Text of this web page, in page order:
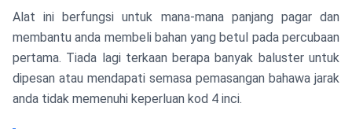
Alat ini berfungsi untuk mana-mana panjang pagar dan
membantu anda membeli bahan yang betul pada percubaan
pertama. Tiada lagi terkaan berapa banyak baluster untuk
dipesan atau mendapati semasa pemasangan bahawa jarak
anda tidak memenuhi keperluan kod 4 inci.